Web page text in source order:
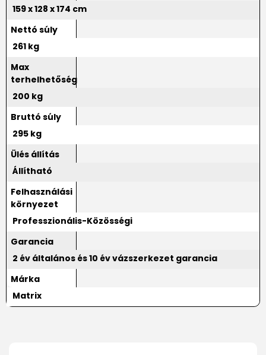
159 x 128 x 174 cm
Nettó súly
261 kg
Max
terhelhetőség
200 kg
Bruttó súly
295 kg
Ülés állítás
Állítható
Felhasználási
környezet
Professzionális-Közösségi
Garancia
2 év általános és 10 év vázszerkezet garancia
Márka
Matrix